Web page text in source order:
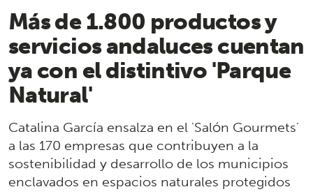
Más de 1.800 productos y
servicios andaluces cuentan
ya con el distintivo 'Parque
Natural'
Catalina García ensalza en el 'Salón Gourmets'
a las 170 empresas que contribuyen a la
sostenibilidad y desarrollo de los municipios
enclavados en espacios naturales protegidos